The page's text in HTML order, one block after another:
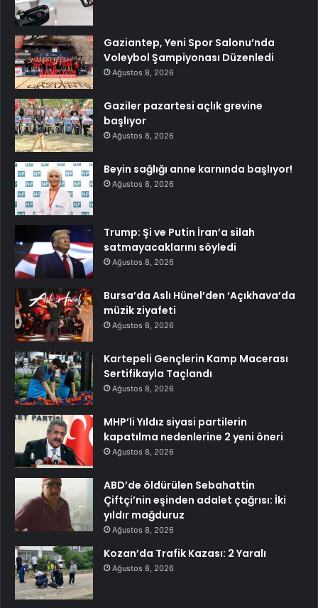
Gaziantep, Yeni Spor Salonu’nda
Voleybol Şampiyonası Düzenledi
Ağustos 8, 2026
Gaziler pazartesi açlık grevine
başlıyor
Ağustos 8, 2026
Beyin sağlığı anne karnında başlıyor!
Ağustos 8, 2026
Trump: Şi ve Putin İran’a silah
satmayacaklarını söyledi
Ağustos 8, 2026
Bursa’da Aslı Hünel’den ‘Açıkhava’da
müzik ziyafeti
Ağustos 8, 2026
Kartepeli Gençlerin Kamp Macerası
Sertifikayla Taçlandı
Ağustos 8, 2026
MHP’li Yıldız siyasi partilerin
kapatılma nedenlerine 2 yeni öneri
Ağustos 8, 2026
ABD’de öldürülen Sebahattin
Çiftçi’nin eşinden adalet çağrısı: İki
yıldır mağduruz
Ağustos 8, 2026
Kozan’da Trafik Kazası: 2 Yaralı
Ağustos 8, 2026